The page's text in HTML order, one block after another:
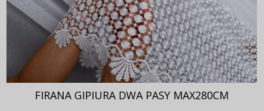
FIRANA GIPIURA DWA PASY MAX280CM